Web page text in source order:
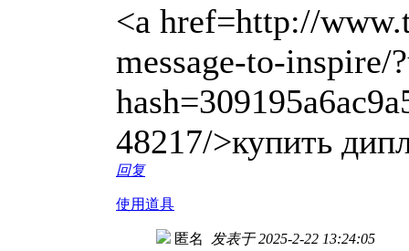
<a href=http://
message-to-inspire/
48217/>купить
回复
使用道具
匿名 发表于 2025-2-22 13:24:05